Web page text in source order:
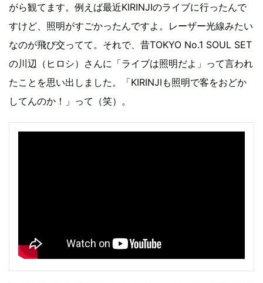
がら観てます。例えば最近KIRINJIのライブに行ったんで
すけど、照明がすごかったんですよ。レーザー光線みたい
なのが飛び交ってて。それで、昔TOKYO No.1 SOUL SET
の川辺（ヒロシ）さんに「ライブは照明だよ」って言われ
たことを思い出しました。「KIRINJIも照明で客をおどか
してんのか！」って（笑）。